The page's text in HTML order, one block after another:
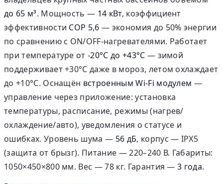
до 65 м³. Мощность — 14 кВт, коэффициент
эффективности COP 5,6 — экономия до 50% энергии
по сравнению с ON/OFF-нагревателями. Работает
при температуре от-20°C до +43°C — зимой
поддерживает +30°C даже в мороз, летом охлаждает
до +10°C. Оснащён встроенным Wi-Fi модулем —
управление через приложение: установка
температуры, расписание, режимы (нагрев/
охлаждение/авто), уведомления о статусе и
ошибках. Уровень шума — 56 дБ, корпус — IPX5
(защита от брызг). Питание — 220–240 В. Габариты:
1050×450×800 мм. Вес — 78 кг. Гарантия —3 года.